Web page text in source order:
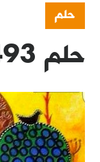
حلم
حلم 493